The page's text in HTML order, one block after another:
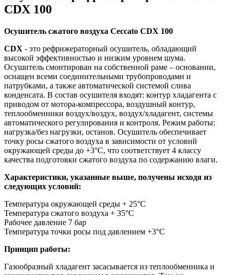
CDX 100
Осушитель сжатого воздуха Ceccato CDX 100
CDX - это рефрижераторный осушитель, обладающий
высокой эффективностью и низким уровнем шума.
Осушитель смонтирован на собственной раме – основании,
оснащен всеми соединительными трубопроводами и
патрубками, а также автоматической системой слива
конденсата. В состав осушителя входят: контур хладагента с
приводом от мотора-компрессора, воздушный контур,
теплообменники воздух/воздух, воздух/хладагент, системы
автоматического регулирования и контроля. Режим работы:
нагрузка/без нагрузки, останов. Осушитель обеспечивает
точку росы сжатого воздуха в зависимости от условий
окружающей среды до +3°С, что соответствует 4 классу
качества подготовки сжатого воздуха по содержанию влаги.
Характеристики, указанные выше, получены исходя из
следующих условий:
Температура окружающей среды + 25°С
Температура сжатого воздуха + 35°С
Рабочее давление 7 бар
Температура точки росы под давлением +3°С
Принцип работы:
Газообразный хладагент засасывается из теплообменника и